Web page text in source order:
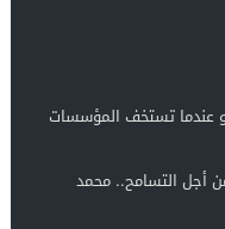
عندما تستخف المؤسسات
أجل التسامح.. محمد